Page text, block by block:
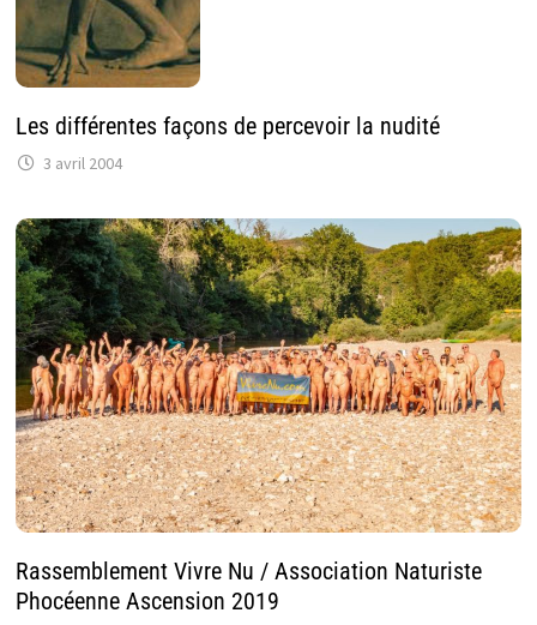
Les différentes façons de percevoir la nudité
3 avril 2004
Rassemblement Vivre Nu / Association Naturiste
Phocéenne Ascension 2019